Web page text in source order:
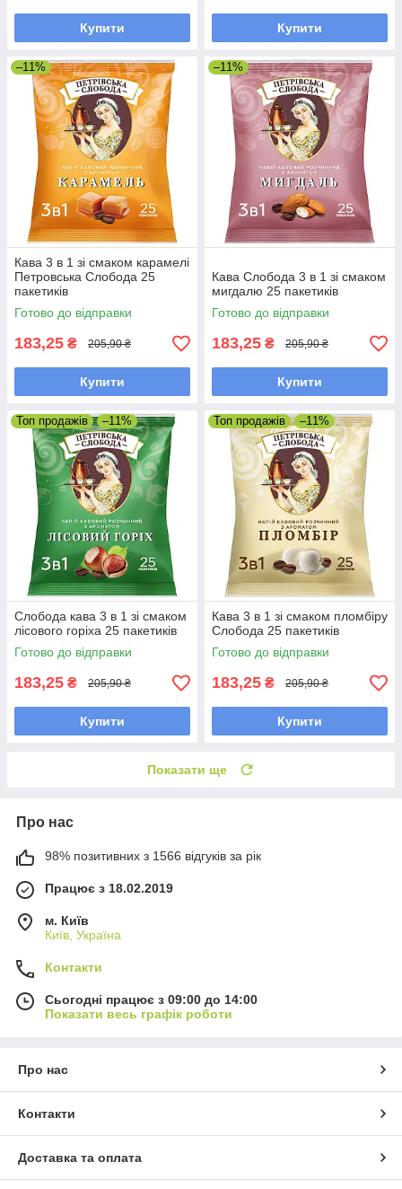
Купити Купити
–11%
Кава 3 в 1 зі смаком карамелі
Петровська Слобода 25
пакетиків
Готово до відправки
183,25 ₴ 205,90 ₴
Купити
–11%
Кава Слобода 3 в 1 зі смаком
мигдалю 25 пакетиків
Готово до відправки
183,25 ₴ 205,90 ₴
Купити
Топ продажів –11%
Слобода кава 3 в 1 зі смаком
лісового горіха 25 пакетиків
Готово до відправки
183,25 ₴ 205,90 ₴
Купити
Топ продажів –11%
Кава 3 в 1 зі смаком пломбіру
Слобода 25 пакетиків
Готово до відправки
183,25 ₴ 205,90 ₴
Купити
Показати ще
Про нас
98% позитивних з 1566 відгуків за рік
Працює з 18.02.2019
м. Київ
Київ, Україна
Контакти
Сьогодні працює з 09:00 до 14:00
Показати весь графік роботи
Про нас
Контакти
Доставка та оплата